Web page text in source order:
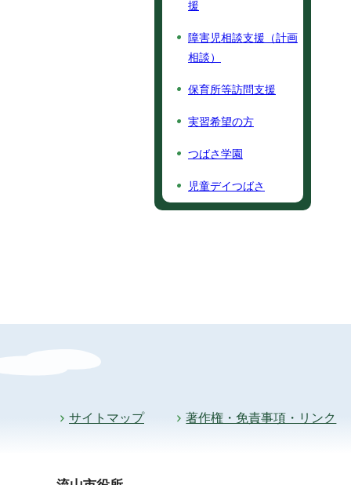
援
障害児相談支援（計画
相談）
保育所等訪問支援
実習希望の方
つばさ学園
児童デイつばさ
サイトマップ 著作権・免責事項・リンク